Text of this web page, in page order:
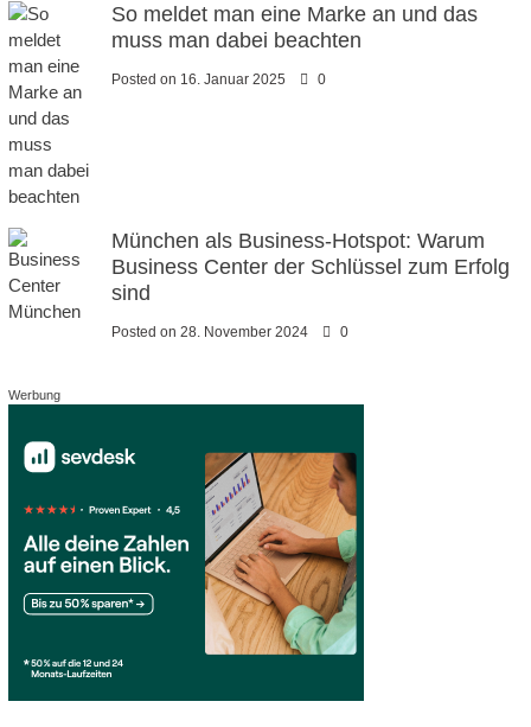
So meldet man eine Marke an und das
muss man dabei beachten
Posted on 16. Januar 2025 0
München als Business-Hotspot: Warum
Business Center der Schlüssel zum Erfolg
sind
Posted on 28. November 2024 0
Werbung